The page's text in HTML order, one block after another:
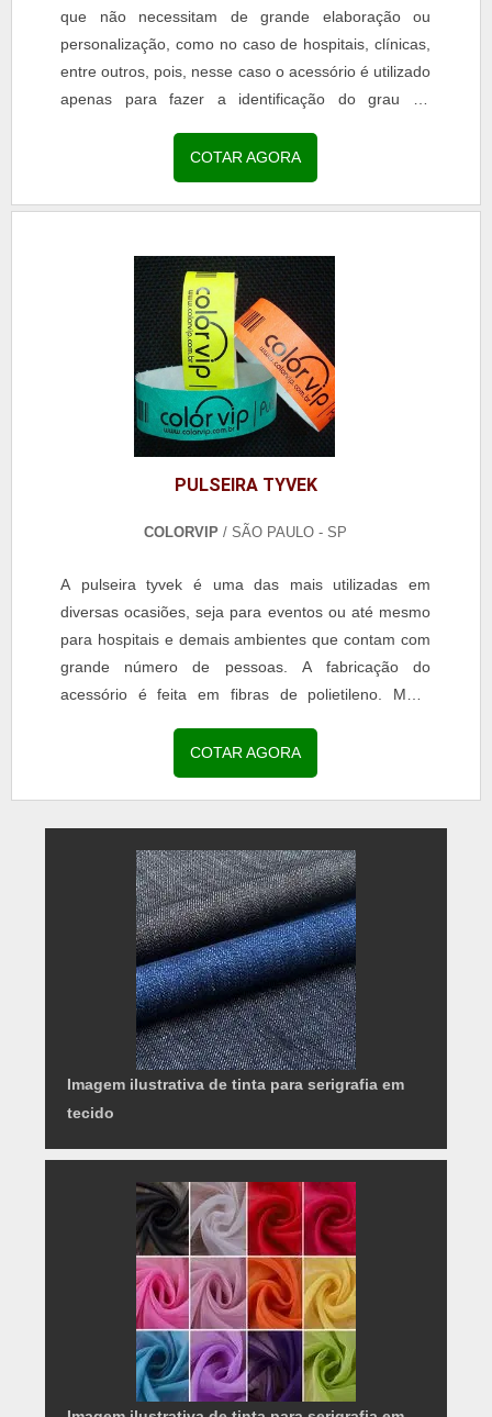
que não necessitam de grande elaboração ou
personalização, como no caso de hospitais, clínicas,
entre outros, pois, nesse caso o acessório é utilizado
apenas para fazer a identificação do grau de
SOBRE PULSEIRAS TYVEK LISAS Nesse caso, o
uso mais comum de cores são as verdes, vermelhas
e amarelas, porém, o mercado oferece diversas
COTAR AGORA
PULSEIRA TYVEK
COLORVIP/ SÃO PAULO - SP
A pulseira tyvek é uma das mais utilizadas em
diversas ocasiões, seja para eventos ou até mesmo
para hospitais e demais ambientes que contam com
grande número de pessoas. A fabricação do
acessório é feita em fibras de polietileno. MAIS
semelhança com o papel, o artefato possui toda a
resistência necessária para ser utilizada por um
longo período de tempo sem danificações. Além
disso, é resist...
COTAR AGORA
Imagem ilustrativa de tinta para serigrafia em
tecido